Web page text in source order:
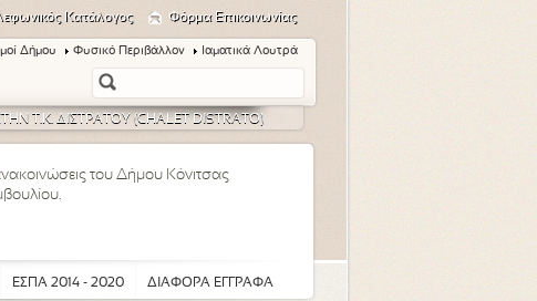
Κατάλογος Φόρμα Επικοινωνίας
Δήμου Φυσικό Περιβάλλον Ιαματικά Λουτρά
Τ.Κ. ΔΙΣΤΡΑΤΟΥ (CHALET DISTRATO)
του Δήμου Κόνιτσας
ΕΣΠΑ 2014 - 2020 ΔΙΑΦΟΡΑ ΕΓΓΡΑΦΑ